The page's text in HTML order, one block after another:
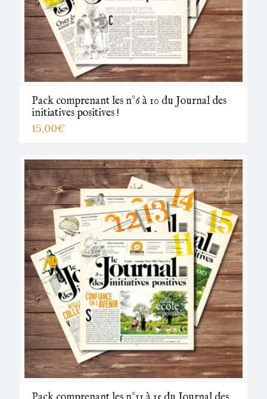
Pack comprenant les n°6 à 10 du Journal des
initiatives positives !
15,00€